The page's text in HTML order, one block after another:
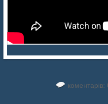
коментарів: